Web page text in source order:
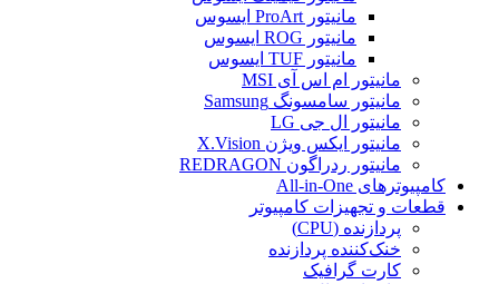
مانیتور ProArt ایسوس
مانیتور ROG ایسوس
مانیتور TUF ایسوس
مانیتور ام اس آی MSI
مانیتور سامسونگ Samsung
مانیتور ال جی LG
مانیتور ایکس ویژن X.Vision
مانیتور ردراگون REDRAGON
کامپیوترهای All-in-One
قطعات و تجهیزات کامپیوتر
پردازنده (CPU)
خنک‌کننده پردازنده
کارت گرافیک